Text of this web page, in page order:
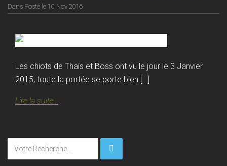
Dans Posté le 10 Nov 2016
Les chiots de Thaïs et Boss ont vu le jour le 3 Janvier
2015, toute la portée se porte bien […]
Lire la suite...